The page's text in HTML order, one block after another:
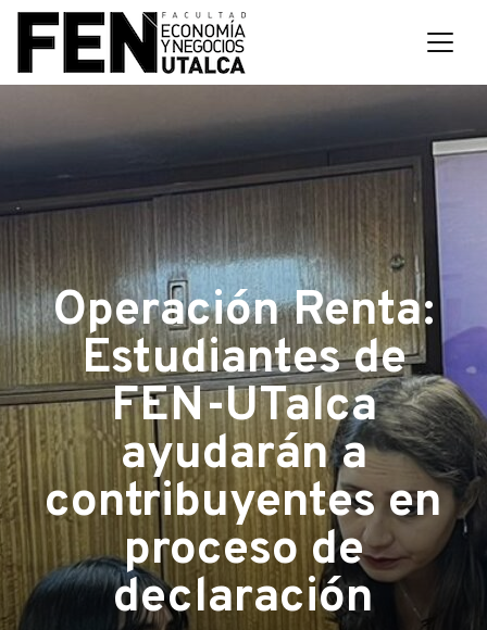
Operación Renta:
Estudiantes de
FEN-UTalca
ayudarán a
contribuyentes en
proceso de
declaración